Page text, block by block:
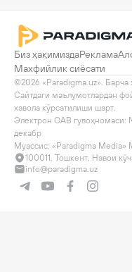
Биз ҳақимиздаРеклама
Махфийлик сиёсати
©2026 «Paradigma.uz». Барча
Сайтдаги маълумотлардан
хавола кўрсатилиши шарт.
Электрон ОАВ гувоҳномаси:
декабр
Муассис: «Paradigma
100011, Тошкент, Навои
info@paradigma.uz